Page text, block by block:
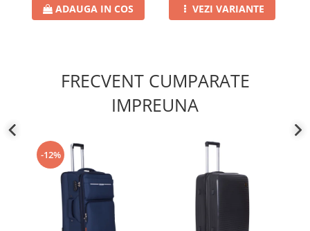
ADAUGA IN COS VEZI VARIANTE
FRECVENT CUMPARATE
IMPREUNA
-12%